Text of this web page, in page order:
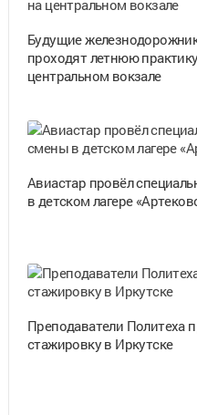
Будущие
проходят летнюю
центральном вокзале
Авиастар провёл
в детском лагере
Преподаватели Политеха
стажировку в Иркутске